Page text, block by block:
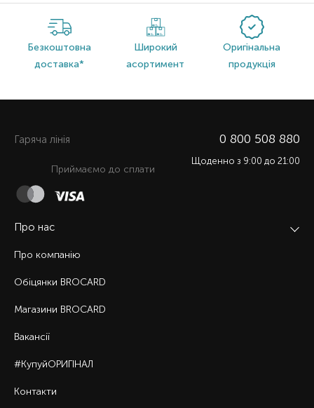
Безкоштовна
доставка*
Широкий
асортимент
Оригінальна
продукція
Про нас
Про компанію
Обіцянки BROCARD
Магазини BROCARD
Вакансії
#КупуйОРИГІНАЛ
Контакти
Гаряча лiнiя 0 800 508 880
Щоденно з 9:00 до 21:00
Приймаємо до сплати